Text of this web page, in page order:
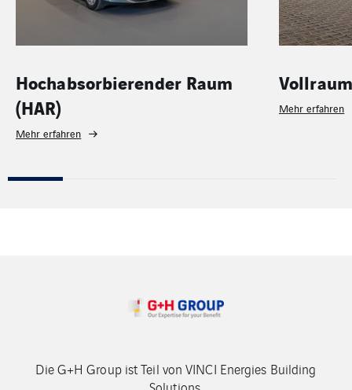
Vollraum
Mehr erfahren
Die G+H Group ist Teil von VINCI Energies Building